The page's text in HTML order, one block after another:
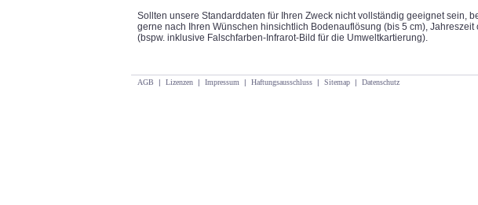
Sollten unsere Standarddaten für Ihren Zweck nicht vollständig geeignet sein,
gerne nach Ihren Wünschen hinsichtlich Bodenauflösung (bis 5 cm), Jahreszeit
(bspw. inklusive Falschfarben-Infrarot-Bild für die Umweltkartierung).
AGB | Lizenzen | Impressum | Haftungsausschluss | Sitemap | Datenschutz